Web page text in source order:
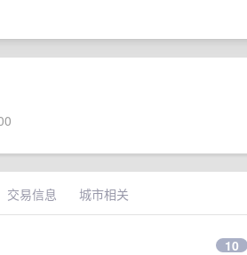
交易信息 城市相关
10